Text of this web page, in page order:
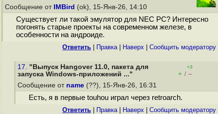
Сообщение от IMBird (ok), 15-Янв-26, 14:10
Существует ли такой эмулятор для NEC PC? Интересно
погонять старые проекты на современном железе, в
особенности на андроиде.
Ответить Правка| Наверх Cообщить модератору
17. "Выпуск Hangover 11.0, пакета для
запуска Windows-приложений ..."
+3
+ / –
Сообщение от name (??), 15-Янв-26, 16:31
Есть, я в первые touhou играл через retroarch.
Ответить Правка| Наверх Cообщить модератору